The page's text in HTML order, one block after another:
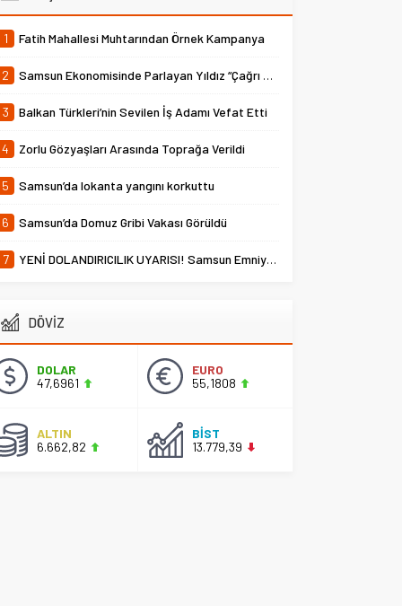
1 Fatih Mahallesi Muhtarından Örnek Kampanya
2 Samsun Ekonomisinde Parlayan Yıldız “Çağrı Temper”
3 Balkan Türkleri’nin Sevilen İş Adamı Vefat Etti
4 Zorlu Gözyaşları Arasında Toprağa Verildi
5 Samsun’da lokanta yangını korkuttu
6 Samsun’da Domuz Gribi Vakası Görüldü
7 YENİ DOLANDIRICILIK UYARISI! Samsun Emniyet Müdürlüğü Uyardı
DÖVİZ
DOLAR
47,6961
EURO
55,1808
ALTIN
6.662,82
BİST
13.779,39